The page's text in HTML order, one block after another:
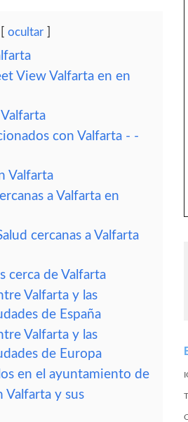
ocultar
View Valfarta en en
con Valfarta - -
Valfarta
a Valfarta en
cercanas a Valfarta
cerca de Valfarta
Valfarta y las
de España
Valfarta y las
de Europa
en el ayuntamiento de
Valfarta y sus